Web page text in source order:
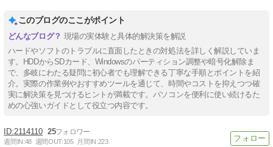
このブログのここがポイント
現場の実体験と具体的解決策を解説
ハードやソフトのトラブルに直面したときの対処法を詳しく解説していま
す。HDDからSDカード、Windowsのパーティション調整や暗号化解除ま
で、多岐にわたる疑問に初心者でも理解できる丁寧な手順とポイントを紹
介。実際の作業例やおすすめツールを通じて、時間やコストを抑えつつ確
実に解決策を見つけるヒントが満載です。パソコンを便利に使い続けるた
めの心強いガイドとして役立つ内容です。
2114110 25
週間IN:48 週間OUT:105 月間IN:223